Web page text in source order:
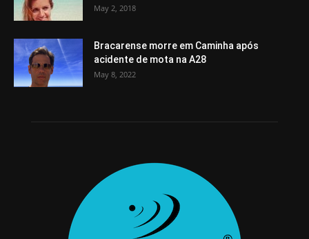
May 2, 2018
Bracarense morre em Caminha após
acidente de mota na A28
May 8, 2022